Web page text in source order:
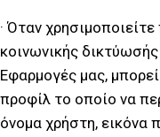
· Όταν
κοινωνικής
Εφαρμογές μας,
προφίλ το οποίο να
όνομα χρήστη, εικόνα